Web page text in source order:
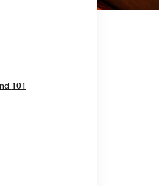
In New Window
101